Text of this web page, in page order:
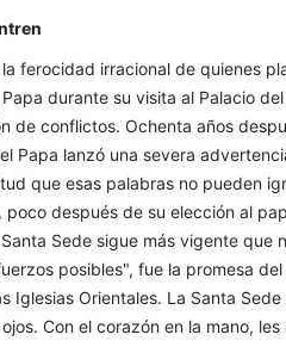
ferocidad irracional de quienes
durante su visita al Palacio del
de conflictos. Ochenta años
Papa lanzó una severa
que esas palabras no pueden
después de su elección al
Sede sigue más vigente que
posibles", fue la promesa
Iglesias Orientales. La Santa Sede
Con el corazón en la mano, les